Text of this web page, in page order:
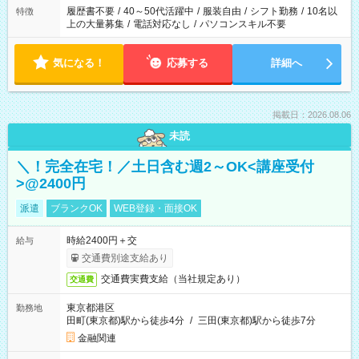
合は応募できません。
特徴 履歴書不要 / 40～50代活躍中 / 服装自由 / シフト勤務 / 10名以
上の大量募集 / 電話対応なし / パソコンスキル不要
気になる！ 応募する 詳細へ
掲載日：2026.08.06
未読
＼！完全在宅！／土日含む週2～OK<講座受付
>@2400円
派遣 ブランクOK WEB登録・面接OK
給与
時給2400円＋交
交通費別途支給あり
交通費 交通費実費支給（当社規定あり）
勤務地
東京都港区
田町(東京都)駅から徒歩4分 / 三田(東京都)駅から徒歩7分
金融関連